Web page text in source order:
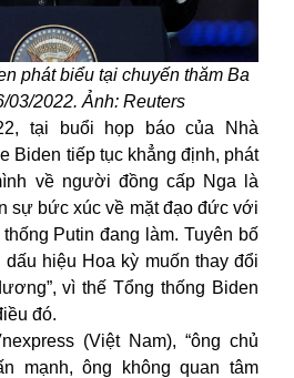
phát biểu tại chuyến thăm Ba
03/2022. Ảnh: Reuters
tại buổi họp báo của Nhà
Biden tiếp tục khẳng định, phát
về người đồng cấp Nga là
sự bức xúc về mặt đạo đức với
Putin đang làm. Tuyên bố
hiệu Hoa kỳ muốn thay đổi
vì thế Tổng thống Biden
đó.
(Việt Nam), “ông chủ
mạnh, ông không quan tâm